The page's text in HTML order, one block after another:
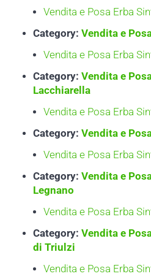
Vendita e Posa Erba
Category:Vendita e
Vendita e Posa Erba
Category:Vendita e
Lacchiarella
Vendita e Posa Erba
Category:Vendita e
Vendita e Posa Erba
Category:Vendita e
Legnano
Vendita e Posa Erba
Category:Vendita e
di Triulzi
Vendita e Posa Erba